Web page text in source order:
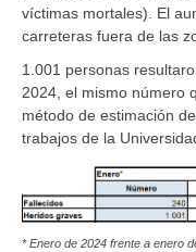
víctimas mortales). El
carreteras fuera de las
1.001 personas
2024, el mismo número
método de estimación
trabajos de la
* Enero de 2024 frente a enero